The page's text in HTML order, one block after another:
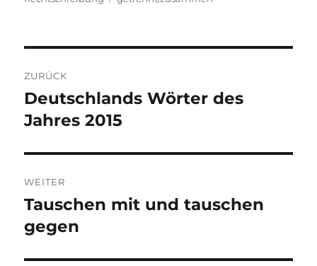
ZURÜCK
Vorheriger
Beitrag:
Deutschlands Wörter des
Jahres 2015
WEITER
Nächster
Beitrag:
Tauschen mit und tauschen
gegen